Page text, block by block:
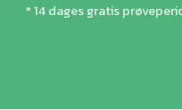
* 14 dages gratis